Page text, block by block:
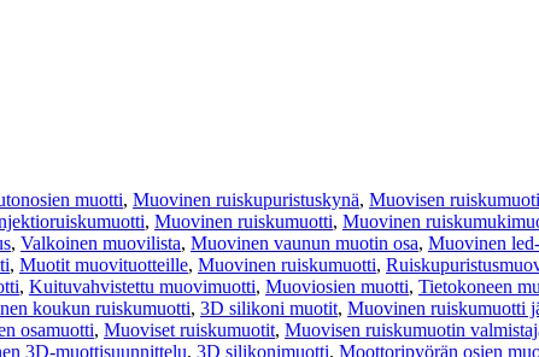
muotti, Muovinen ruiskupuristuskynä, Muovisen
, Muovinen ruiskumuotti, Muovinen
, Valkoinen muovilista, Muovinen vaunun muotin osa, Muovinen
, Muotit muovituotteille, Muovinen ruiskumuotti,
, Kuituvahvistettu muovimuotti, Muoviosien muotti, Tietokoneen
koukun ruiskumuotti, 3D silikoni muotit, Muovinen ruiskumuotti
osamuotti, Muoviset ruiskumuotit, Muovisen ruiskumuotin
3D-muottisuunnittelu, 3D silikonimuotti, Moottoripyörän osien